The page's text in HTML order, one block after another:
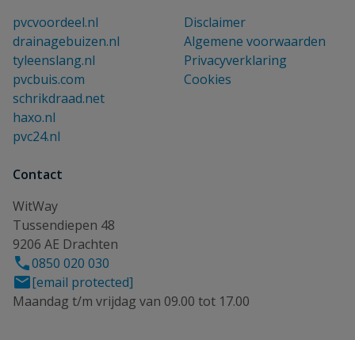
pvcvoordeel.nl
drainagebuizen.nl
tyleenslang.nl
pvcbuis.com
schrikdraad.net
haxo.nl
pvc24.nl
Disclaimer
Algemene voorwaarden
Privacyverklaring
Cookies
Contact
WitWay
Tussendiepen 48
9206 AE Drachten
0850 020 030
[email protected]
Maandag t/m vrijdag van 09.00 tot 17.00